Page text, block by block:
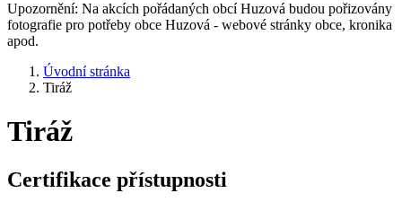
Upozornění: Na akcích pořádaných obcí Huzová budou pořizovány
fotografie pro potřeby obce Huzová - webové stránky obce, kronika
apod.
Úvodní stránka
Tiráž
Tiráž
Certifikace přístupnosti